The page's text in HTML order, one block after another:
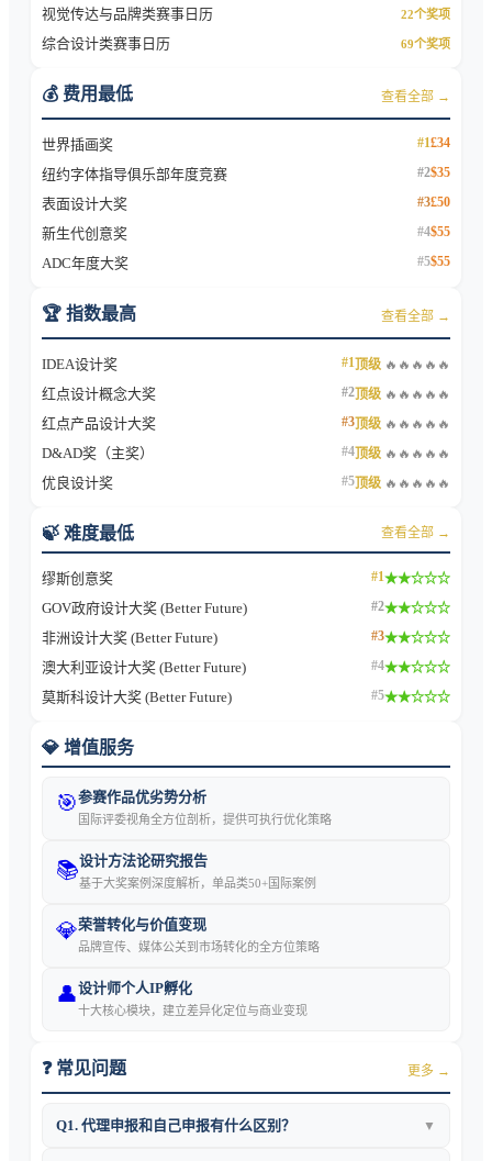
视觉传达与品牌类赛事日历 22个奖项
综合设计类赛事日历 69个奖项
💰 费用最低 查看全部 →
世界插画奖 #1£34
纽约字体指导俱乐部年度竞赛 #2$35
表面设计大奖 #3£50
新生代创意奖 #4$55
ADC年度大奖 #5$55
🏆 指数最高 查看全部 →
IDEA设计奖 #1顶级 🔥🔥🔥🔥🔥
红点设计概念大奖 #2顶级 🔥🔥🔥🔥🔥
红点产品设计大奖 #3顶级 🔥🔥🔥🔥🔥
D&AD奖（主奖） #4顶级 🔥🔥🔥🔥🔥
优良设计奖 #5顶级 🔥🔥🔥🔥🔥
🍃 难度最低 查看全部 →
缪斯创意奖 #1★★☆☆☆
GOV政府设计大奖 (Better Future) #2★★☆☆☆
非洲设计大奖 (Better Future) #3★★☆☆☆
澳大利亚设计大奖 (Better Future) #4★★☆☆☆
莫斯科设计大奖 (Better Future) #5★★☆☆☆
💎 增值服务
🎯参赛作品优劣势分析
国际评委视角全方位剖析，提供可执行优化策略
📚设计方法论研究报告
基于大奖案例深度解析，单品类50+国际案例
💎荣誉转化与价值变现
品牌宣传、媒体公关到市场转化的全方位策略
👤设计师个人IP孵化
十大核心模块，建立差异化定位与商业变现
❓ 常见问题 更多 →
Q1. 代理申报和自己申报有什么区别？ ▼